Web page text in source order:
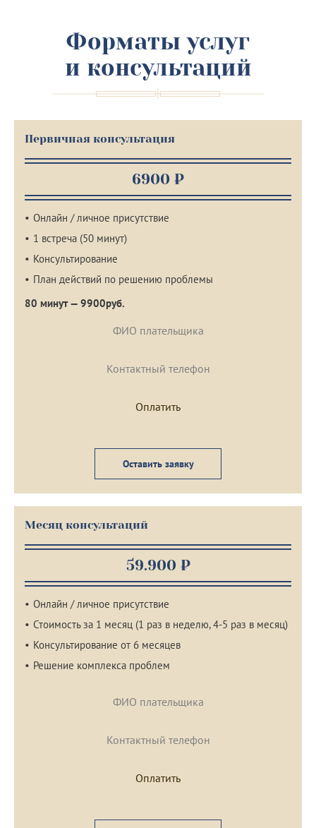
Форматы услуг
и консультаций
Первичная консультация
6900 ₽
Онлайн / личное присутствие
1 встреча (50 минут)
Консультирование
План действий по решению проблемы
80 минут — 9900руб.
Оставить заявку
Месяц консультаций
59.900 ₽
Онлайн / личное присутствие
Стоимость за 1 месяц (1 раз в неделю, 4-5 раз в месяц)
Консультирование от 6 месяцев
Решение комплекса проблем